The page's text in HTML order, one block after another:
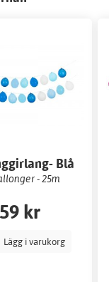
Blå
- 25m
59 kr
Lägg i varukorg